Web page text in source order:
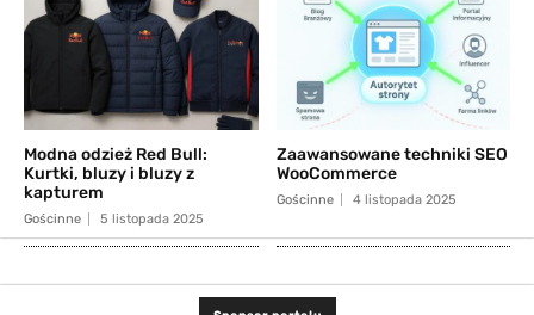
Modna odzież Red Bull:
Kurtki, bluzy i bluzy z
kapturem
Gościnne 5 listopada 2025
Zaawansowane techniki SEO
WooCommerce
Gościnne 4 listopada 2025